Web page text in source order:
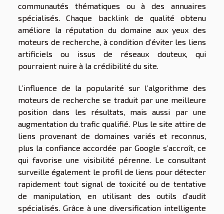
communautés thématiques ou à des annuaires
spécialisés. Chaque backlink de qualité obtenu
améliore la réputation du domaine aux yeux des
moteurs de recherche, à condition d’éviter les liens
artificiels ou issus de réseaux douteux, qui
pourraient nuire à la crédibilité du site.
L’influence de la popularité sur l’algorithme des
moteurs de recherche se traduit par une meilleure
position dans les résultats, mais aussi par une
augmentation du trafic qualifié. Plus le site attire de
liens provenant de domaines variés et reconnus,
plus la confiance accordée par Google s’accroît, ce
qui favorise une visibilité pérenne. Le consultant
surveille également le profil de liens pour détecter
rapidement tout signal de toxicité ou de tentative
de manipulation, en utilisant des outils d’audit
spécialisés. Grâce à une diversification intelligente